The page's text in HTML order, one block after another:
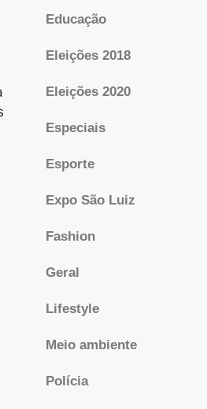
Educação
Eleições 2018
Eleições 2020
Especiais
Esporte
Expo São Luiz
Fashion
Geral
Lifestyle
Meio ambiente
Polícia